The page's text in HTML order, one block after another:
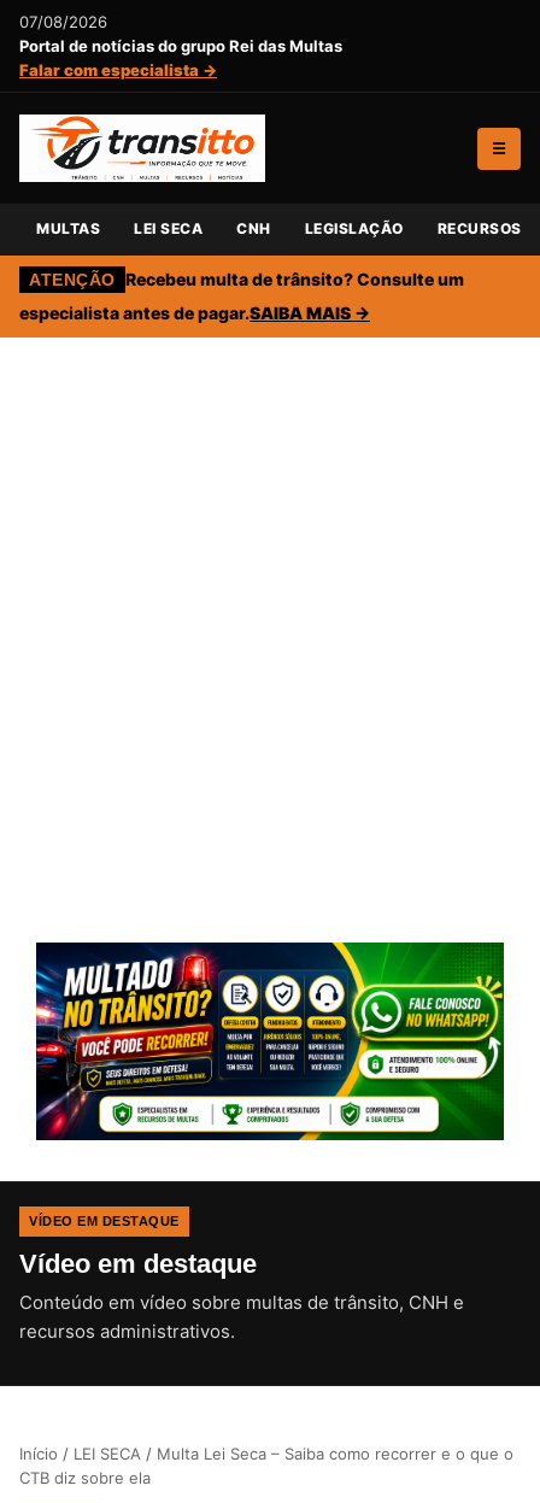
07/08/2026
Portal de notícias do grupo Rei das Multas
Falar com especialista →
☰
MULTAS LEI SECA CNH LEGISLAÇÃO RECURSOS
ATENÇÃO Recebeu multa de trânsito? Consulte um
especialista antes de pagar.SAIBA MAIS →
VÍDEO EM DESTAQUE
Vídeo em destaque
Conteúdo em vídeo sobre multas de trânsito, CNH e
recursos administrativos.CLIQUE PARA ATIVAR O SOM
Início / LEI SECA / Multa Lei Seca – Saiba como recorrer e o que o
CTB diz sobre ela